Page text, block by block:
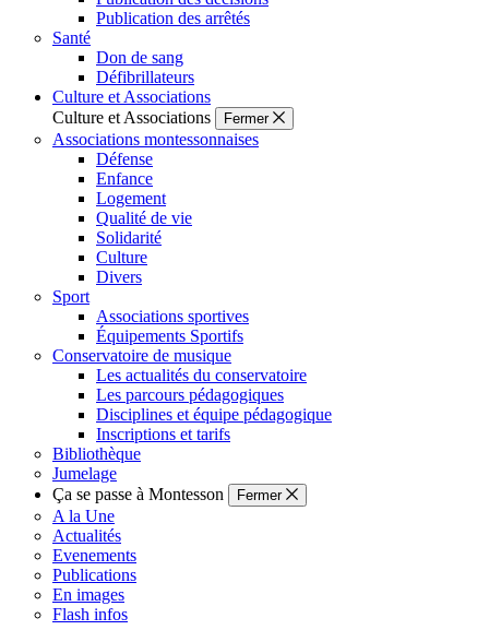
Publication des arrêtés
Santé
Don de sang
Défibrillateurs
Culture et Associations
Culture et Associations
Fermer
Associations montessonnaises
Défense
Enfance
Logement
Qualité de vie
Solidarité
Culture
Divers
Sport
Associations sportives
Équipements Sportifs
Conservatoire de musique
Les actualités du conservatoire
Les parcours pédagogiques
Disciplines et équipe pédagogique
Inscriptions et tarifs
Bibliothèque
Jumelage
Ça se passe à Montesson
Fermer
A la Une
Actualités
Evenements
Publications
En images
Flash infos